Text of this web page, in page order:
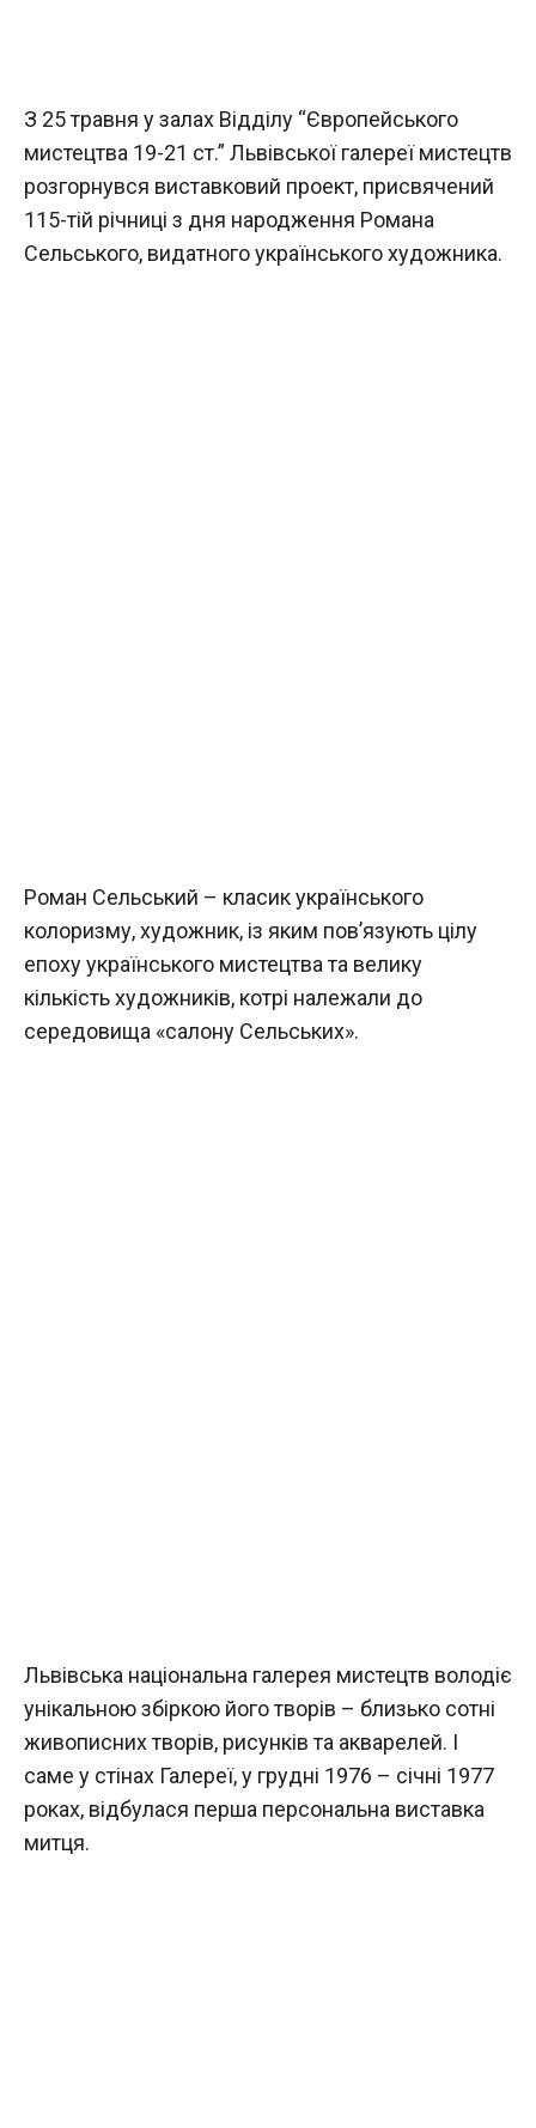
З 25 травня у залах Відділу “Європейського
мистецтва 19-21 ст.” Львівської галереї мистецтв
розгорнувся виставковий проект, присвячений
115-тій річниці з дня народження Романа
Сельського, видатного українського художника.
Роман Сельський – класик українського
колоризму, художник, із яким пов’язують цілу
епоху українського мистецтва та велику
кількість художників, котрі належали до
середовища «салону Сельських».
Львівська національна галерея мистецтв володіє
унікальною збіркою його творів – близько сотні
живописних творів, рисунків та акварелей. І
саме у стінах Галереї, у грудні 1976 – січні 1977
роках, відбулася перша персональна виставка
митця.